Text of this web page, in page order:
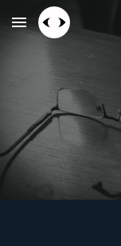
Skip to main content